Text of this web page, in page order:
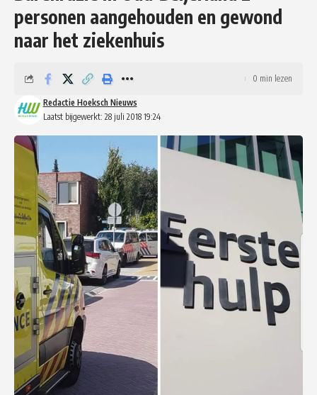
personen aangehouden en gewond
naar het ziekenhuis
Laatst bijgewerkt: 28 juli 2018 19:24
Redactie Hoeksch Nieuws
0 min lezen